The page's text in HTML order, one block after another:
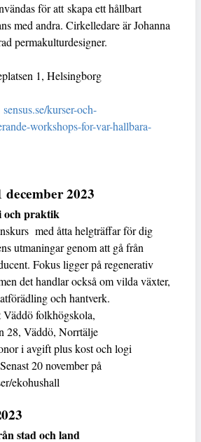
för att skapa ett hållbart
med andra. Cirkelledare är Johanna
permakulturdesigner.
1, Helsingborg
sensus.se/kurser-och-
workshops-for-var-hallbara-
2023
och praktik
med åtta helgträffar för dig
utmaningar genom att gå från
Fokus ligger på regenerativ
det handlar också om vilda växter,
och hantverk.
Väddö folkhögskola,
28, Väddö, Norrtälje
i avgift plus kost och logi
20 november på
ekohushall
stad och land